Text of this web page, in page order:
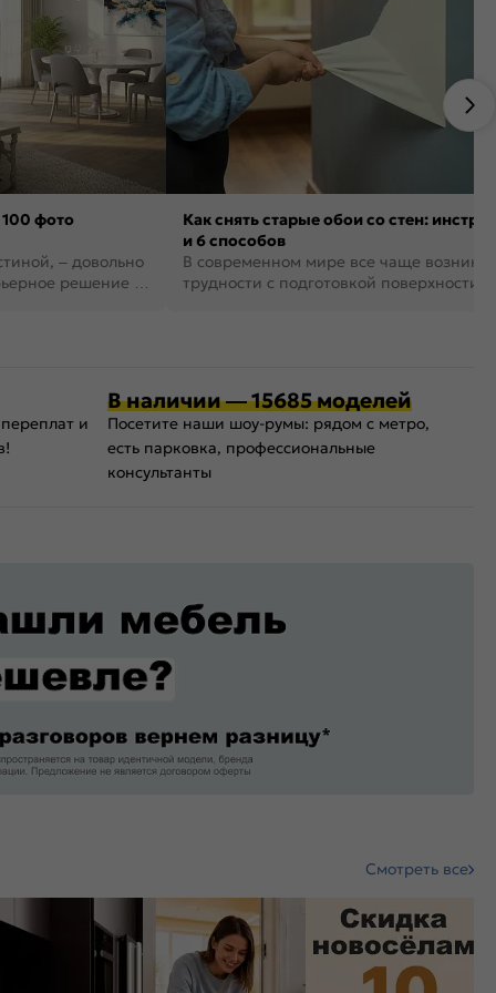
фото
– довольно
решение в
Как снять старые обои со стен:
и 6 способов
В современном мире все чаще
трудности с подготовкой поверхности
и
В наличии — 15685 моделей
Посетите наши шоу-румы: рядом с метро,
есть парковка, профессиональные
консультанты
Смотреть все